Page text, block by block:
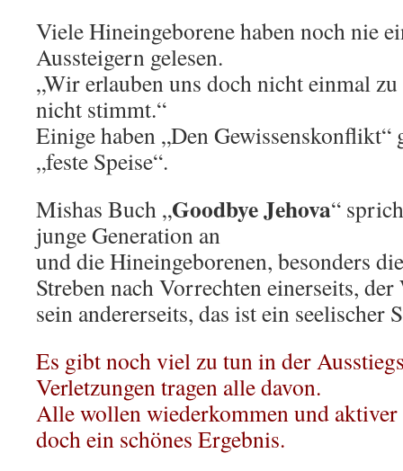
Viele Hineingeborene haben noch nie
Aussteigern gelesen.
„Wir erlauben uns doch nicht einmal zu
nicht stimmt.“
Einige haben „Den Gewissenskonflikt“
„feste Speise“.
Mishas Buch „Goodbye Jehova“
junge Generation an
und die Hineingeborenen, besonders
Streben nach Vorrechten einerseits,
sein andererseits, das ist ein seelischer
Es gibt noch viel zu tun in der
Verletzungen tragen alle davon.
Alle wollen wiederkommen und
doch ein schönes Ergebnis.